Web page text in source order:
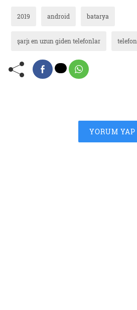
2019 android batarya
şarjı en uzun giden telefonlar telefon
YORUM YAP